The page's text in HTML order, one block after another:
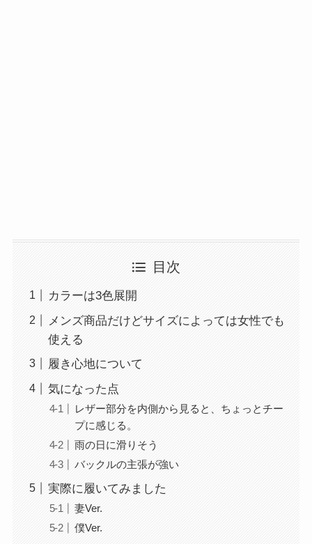
目次
カラーは3色展開
メンズ商品だけどサイズによっては女性でも
使える
履き心地について
気になった点
レザー部分を内側から見ると、ちょっとチー
プに感じる。
雨の日に滑りそう
バックルの主張が強い
実際に履いてみました
妻Ver.
僕Ver.